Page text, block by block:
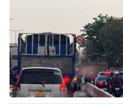
Thị trường 24h
VTV4